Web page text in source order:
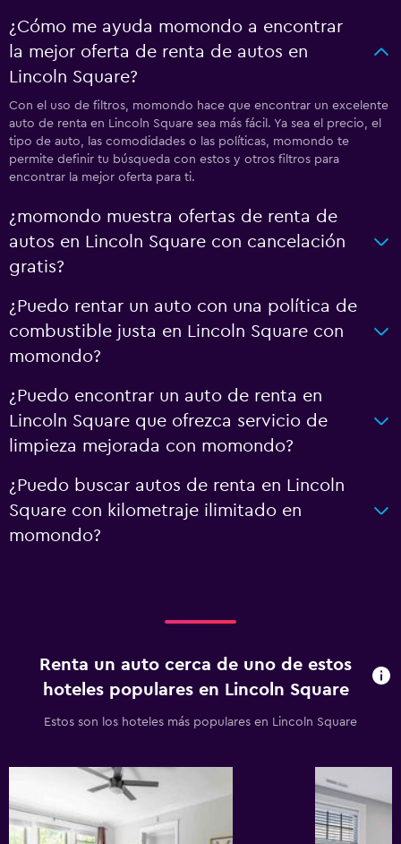
¿Cómo me ayuda momondo a encontrar
la mejor oferta de renta de autos en
Lincoln Square?
Con el uso de filtros, momondo hace que encontrar un excelente
auto de renta en Lincoln Square sea más fácil. Ya sea el precio, el
tipo de auto, las comodidades o las políticas, momondo te
permite definir tu búsqueda con estos y otros filtros para
encontrar la mejor oferta para ti.
¿momondo muestra ofertas de renta de
autos en Lincoln Square con cancelación
gratis?
¿Puedo rentar un auto con una política de
combustible justa en Lincoln Square con
momondo?
¿Puedo encontrar un auto de renta en
Lincoln Square que ofrezca servicio de
limpieza mejorada con momondo?
¿Puedo buscar autos de renta en Lincoln
Square con kilometraje ilimitado en
momondo?
Renta un auto cerca de uno de estos
hoteles populares en Lincoln Square
Estos son los hoteles más populares en Lincoln Square